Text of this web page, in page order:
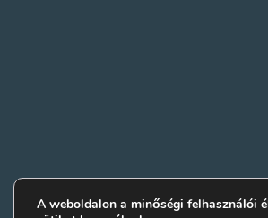
A weboldalon a minőségi felhasználói